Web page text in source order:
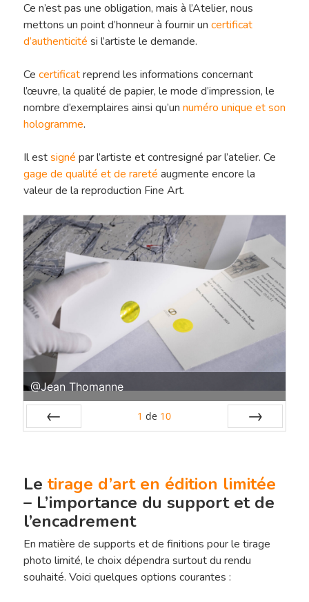
Ce n’est pas une obligation, mais à l’Atelier, nous
mettons un point d’honneur à fournir un certificat
d’authenticité si l’artiste le demande.
Ce certificatreprend les informations concernant
l’œuvre, la qualité de papier, le mode d’impression, le
nombre d’exemplaires ainsi qu’un numéro unique et son
hologramme.
Il estsigné par l’artiste et contresigné par l’atelier. Ce
gage de qualité et de rareté augmente encore la
valeur de la reproduction Fine Art.
@Jean Thomanne
1 de 10
Le tirage d’art en édition limitée
– L’importance du support et de
l’encadrement
En matière de supports et de finitions pour le tirage
photo limité, le choix dépendra surtout du rendu
souhaité. Voici quelques options courantes :